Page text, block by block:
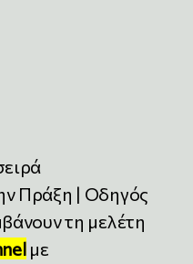
Πράξη | Οδηγός
τη μελέτη
με